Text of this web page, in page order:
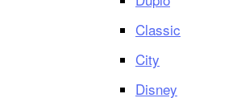
Classic
City
Disney